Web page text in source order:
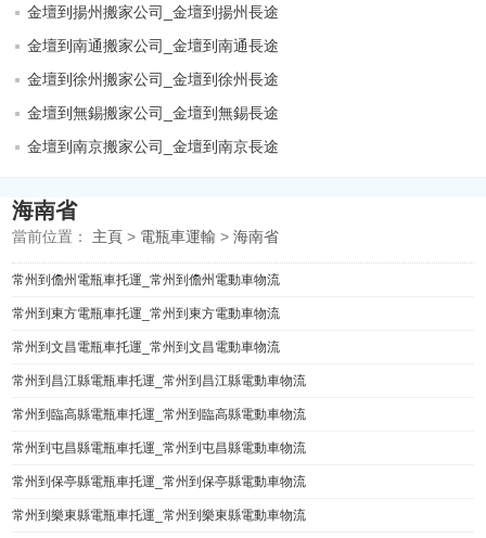
金壇到揚州搬家公司_金壇到揚州長途
金壇到南通搬家公司_金壇到南通長途
金壇到徐州搬家公司_金壇到徐州長途
金壇到無錫搬家公司_金壇到無錫長途
金壇到南京搬家公司_金壇到南京長途
海南省
當前位置： 主頁 > 電瓶車運輸 >海南省
常州到儋州電瓶車托運_常州到儋州電動車物流
常州到東方電瓶車托運_常州到東方電動車物流
常州到文昌電瓶車托運_常州到文昌電動車物流
常州到昌江縣電瓶車托運_常州到昌江縣電動車物流
常州到臨高縣電瓶車托運_常州到臨高縣電動車物流
常州到屯昌縣電瓶車托運_常州到屯昌縣電動車物流
常州到保亭縣電瓶車托運_常州到保亭縣電動車物流
常州到樂東縣電瓶車托運_常州到樂東縣電動車物流